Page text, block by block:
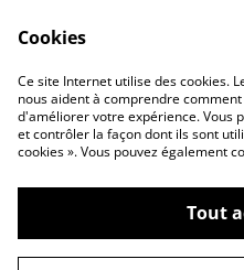
Politique de
confidentialité
©2026VINYLSHOP85
Cookies
Ce site Internet utilise des cookies.
nous aident à comprendre
d'améliorer votre expérience. Vous
et contrôler la façon dont ils sont
cookies ». Vous pouvez également
Tout